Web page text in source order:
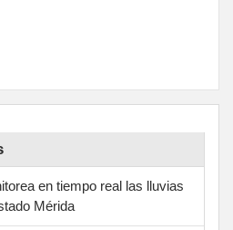
en tiempo real las lluvias
Mérida